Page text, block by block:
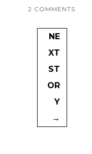
2 COMMENTS
NE
XT
ST
OR
Y
→